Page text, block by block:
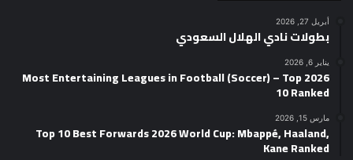
أبريل 27, 2026
بطولات نادي الهلال السعودي
يناير 6, 2026
2026 Most Entertaining Leagues in Football (Soccer) – Top
10 Ranked
مارس 15, 2026
Top 10 Best Forwards 2026 World Cup: Mbappé, Haaland,
Kane Ranked